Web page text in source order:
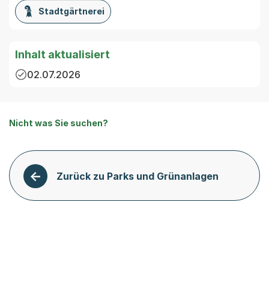
Stadtgärtnerei
Inhalt aktualisiert
02.07.2026
Nicht was Sie suchen?
Zurück zu Parks und Grünanlagen